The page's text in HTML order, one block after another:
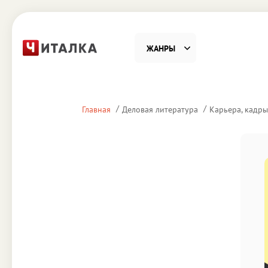
ЖАНРЫ
Главная Деловая литература Карьера, кадры